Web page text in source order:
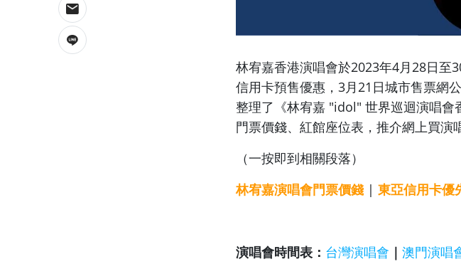
林宥嘉香港演唱會於2023年4月28日至
信用卡預售優惠，3月21日城市售票網
整理了《林宥嘉 "idol" 世界巡迴演唱會
門票價錢、紅館座位表，推介網上買演
（一按即到相關段落）
林宥嘉演唱會門票價錢 | 東亞信用卡優
演唱會時間表： 台灣演唱會 ｜ 澳門演唱